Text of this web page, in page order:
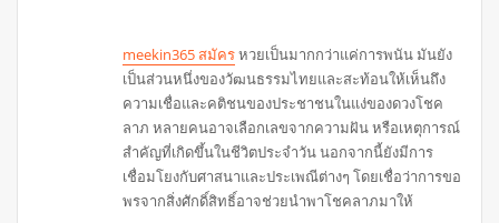
meekin365 สมัครหวยเป็นมากกว่าแค่การพนัน มันยัง
เป็นส่วนหนึ่งของวัฒนธรรมไทยและสะท้อนให้เห็นถึง
ความเชื่อและคติชนของประชาชนในแง่ของดวงโชค
ลาภ หลายคนอาจเลือกเลขจากความฝัน หรือเหตุการณ์
สำคัญที่เกิดขึ้นในชีวิตประจำวัน นอกจากนี้ยังมีการ
เชื่อมโยงกับศาสนาและประเพณีต่างๆ โดยเชื่อว่าการขอ
พรจากสิ่งศักดิ์สิทธิ์อาจช่วยนำพาโชคลาภมาให้